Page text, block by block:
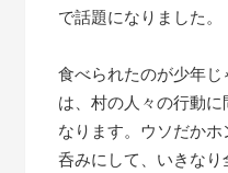
で話題になりました。
食べられたのが少年
は、村の人々の行動
なります。ウソだか
呑みにして、いきな